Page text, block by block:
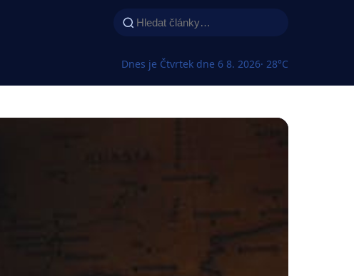
Dnes je Čtvrtek dne 6 8. 2026· 28°C